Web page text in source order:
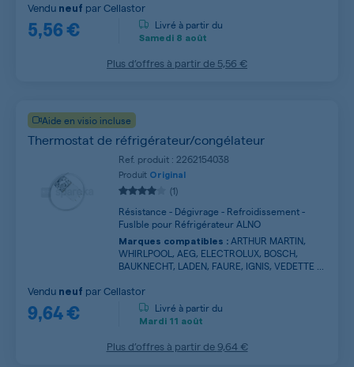
5,56 €
Vendu neuf parCellastor
Livré à partir du
Samedi 8 août
Plus d’offres à partir de 5,56 €
Aide en visio incluse
Thermostat de réfrigérateur/congélateur
Ref. produit : 2262154038
Produit Original
(1)
Résistance - Dégivrage - Refroidissement -
Fuslble pour Réfrigérateur ALNO
Marques compatibles : ARTHUR MARTIN,
WHIRLPOOL, AEG, ELECTROLUX, BOSCH,
BAUKNECHT, LADEN, FAURE, IGNIS, VEDETTE ...
9,64 €
Vendu neuf parCellastor
Livré à partir du
Mardi 11 août
Plus d’offres à partir de 9,64 €